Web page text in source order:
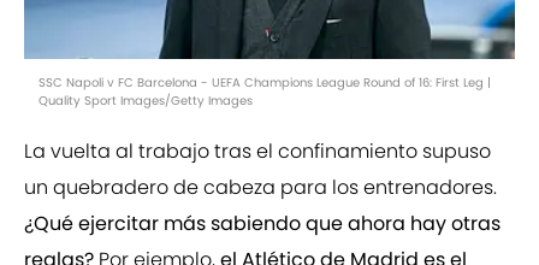
SSC Napoli v FC Barcelona - UEFA Champions League Round of 16: First Leg |
Quality Sport Images/Getty Images
La vuelta al trabajo tras el confinamiento supuso
un quebradero de cabeza para los entrenadores.
¿Qué ejercitar más sabiendo que ahora hay otras